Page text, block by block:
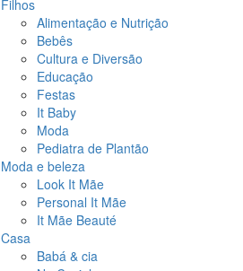
Filhos
Alimentação e Nutrição
Bebês
Cultura e Diversão
Educação
Festas
It Baby
Moda
Pediatra de Plantão
Moda e beleza
Look It Mãe
Personal It Mãe
It Mãe Beauté
Casa
Babá & cia